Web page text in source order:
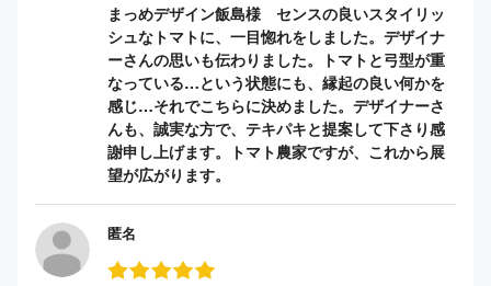
まっめデザイン飯島様 センスの良いスタイリッ
シュなトマトに、一目惚れをしました。デザイナ
ーさんの思いも伝わりました。トマトと弓型が重
なっている…という状態にも、縁起の良い何かを
感じ…それでこちらに決めました。デザイナーさ
んも、誠実な方で、テキパキと提案して下さり感
謝申し上げます。トマト農家ですが、これから展
望が広がります。
匿名